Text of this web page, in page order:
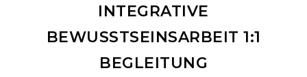
INTEGRATIVE
BEWUSSTSEINSARBEIT 1:1
BEGLEITUNG